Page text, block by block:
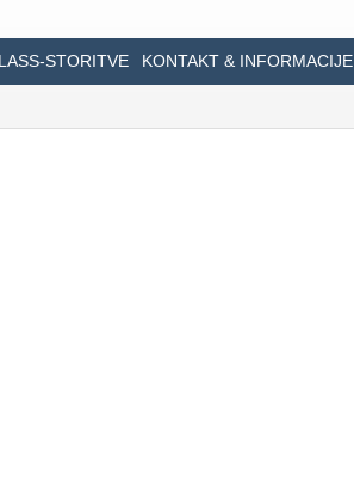
STORITVE KONTAKT & INFORMACIJE